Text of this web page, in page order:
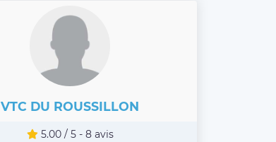
VTC DU ROUSSILLON
5.00 / 5 - 8 avis